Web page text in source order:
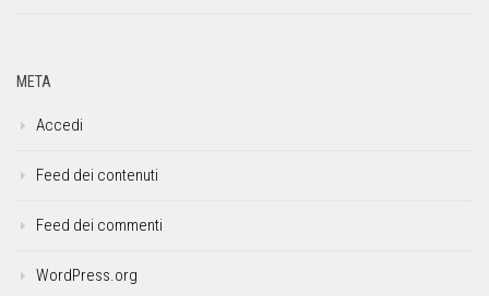
META
Accedi
Feed dei contenuti
Feed dei commenti
WordPress.org